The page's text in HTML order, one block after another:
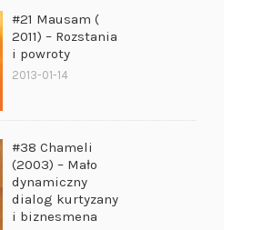
#21 Mausam (
2011) – Rozstania
i powroty
2013-01-14
#38 Chameli
(2003) – Mało
dynamiczny
dialog kurtyzany
i biznesmena